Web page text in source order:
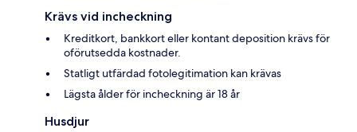
Krävs vid incheckning
Kreditkort, bankkort eller kontant deposition krävs för
oförutsedda kostnader.
Statligt utfärdad fotolegitimation kan krävas
Lägsta ålder för incheckning är 18 år
Husdjur